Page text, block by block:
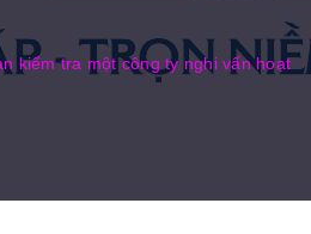
kiểm tra một công ty nghi vấn hoạt